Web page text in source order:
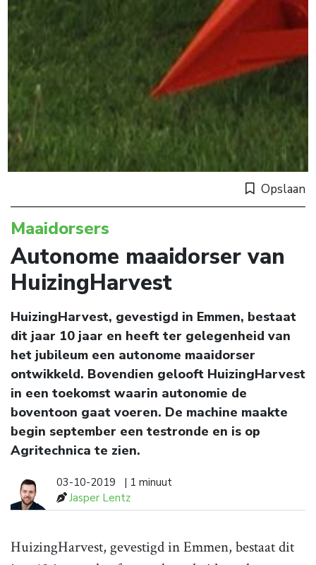
Opslaan
Maaidorsers
Autonome maaidorser van
HuizingHarvest
HuizingHarvest, gevestigd in Emmen, bestaat
dit jaar 10 jaar en heeft ter gelegenheid van
het jubileum een autonome maaidorser
ontwikkeld. Bovendien gelooft HuizingHarvest
in een toekomst waarin autonomie de
boventoon gaat voeren. De machine maakte
begin september een testronde en is op
Agritechnica te zien.
03-10-2019
| 1 minuut
Jasper Lentz
HuizingHarvest, gevestigd in Emmen, bestaat dit